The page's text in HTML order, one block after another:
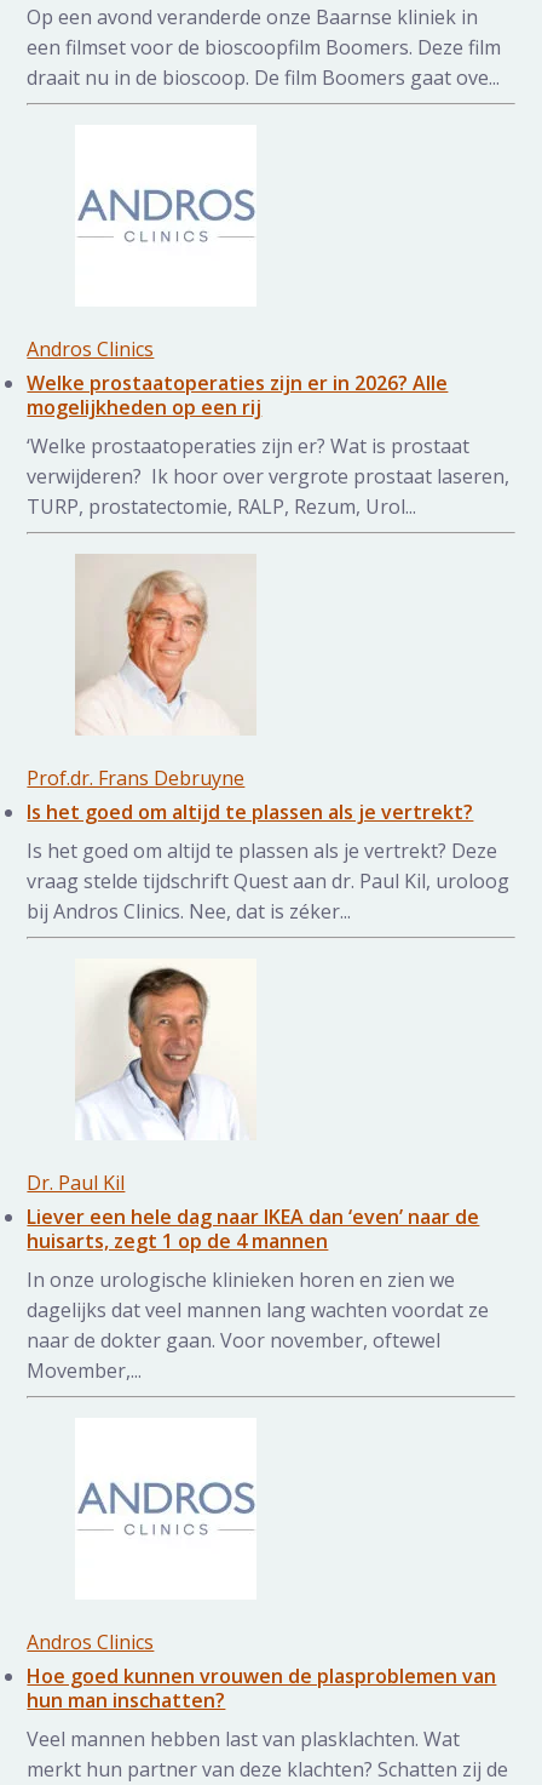
Op een avond veranderde onze Baarnse kliniek in
een filmset voor de bioscoopfilm Boomers. Deze film
draait nu in de bioscoop. De film Boomers gaat ove...
Andros Clinics
Welke prostaatoperaties zijn er in 2026? Alle
mogelijkheden op een rij
‘Welke prostaatoperaties zijn er? Wat is prostaat
verwijderen? Ik hoor over vergrote prostaat laseren,
TURP, prostatectomie, RALP, Rezum, Urol...
Prof.dr. Frans Debruyne
Is het goed om altijd te plassen als je vertrekt?
Is het goed om altijd te plassen als je vertrekt? Deze
vraag stelde tijdschrift Quest aan dr. Paul Kil, uroloog
bij Andros Clinics. Nee, dat is zéker...
Dr. Paul Kil
Liever een hele dag naar IKEA dan ‘even’ naar de
huisarts, zegt 1 op de 4 mannen
In onze urologische klinieken horen en zien we
dagelijks dat veel mannen lang wachten voordat ze
naar de dokter gaan. Voor november, oftewel
Movember,...
Andros Clinics
Hoe goed kunnen vrouwen de plasproblemen van
hun man inschatten?
Veel mannen hebben last van plasklachten. Wat
merkt hun partner van deze klachten? Schatten zij de